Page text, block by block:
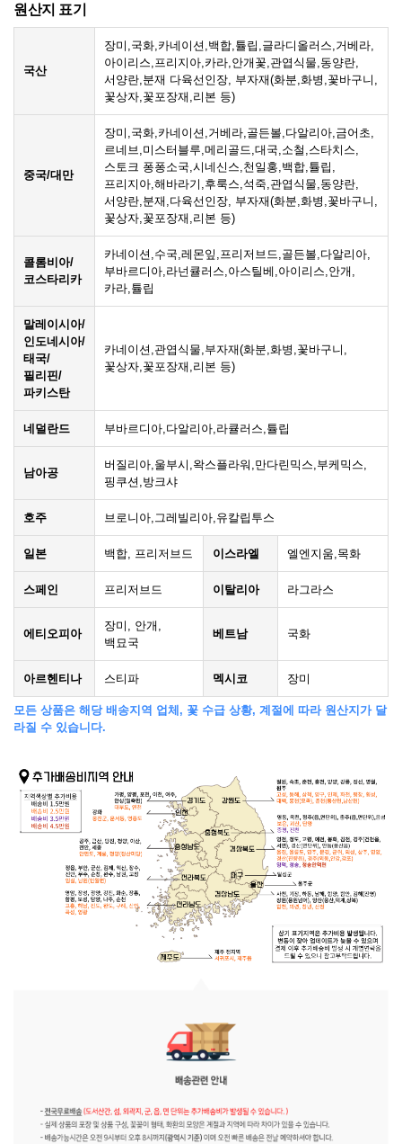
원산지 표기
국산
장미,국화,카네이션,백합,튤립,글라디올러스,거베라,
아이리스,프리지아,카라,안개꽃,관엽식물,동양란,
서양란,분재 다육선인장, 부자재(화분,화병,꽃바구니,
꽃상자,꽃포장재,리본 등)
중국/대만
장미,국화,카네이션,거베라,골든볼,다알리아,금어초,
르네브,미스터블루,메리골드,대국,소철,스타치스,
스토크 퐁퐁소국,시네신스,천일홍,백합,튤립,
프리지아,해바라기,후룩스,석죽,관엽식물,동양란,
서양란,분재,다육선인장, 부자재(화분,화병,꽃바구니,
꽃상자,꽃포장재,리본 등)
콜롬비아/
코스타리카
카네이션,수국,레몬잎,프리저브드,골든볼,다알리아,
부바르디아,라넌큘러스,아스틸베,아이리스,안개,
카라,튤립
말레이시아/
인도네시아/
태국/
필리핀/
파키스탄
카네이션,관엽식물,부자재(화분,화병,꽃바구니,
꽃상자,꽃포장재,리본 등)
네덜란드 부바르디아,다알리아,라큘러스,튤립
남아공
버질리아,울부시,왁스플라워,만다린믹스,부케믹스,
핑쿠션,방크샤
호주 브로니아,그레빌리아,유칼립투스
일본 백합, 프리저브드 이스라엘 엘엔지움,목화
스페인 프리저브드 이탈리아 라그라스
에티오피아
장미, 안개,
백묘국
베트남 국화
아르헨티나 스티파 멕시코 장미
모든 상품은 해당 배송지역 업체, 꽃 수급 상황, 계절에 따라 원산지가 달
라질 수 있습니다.